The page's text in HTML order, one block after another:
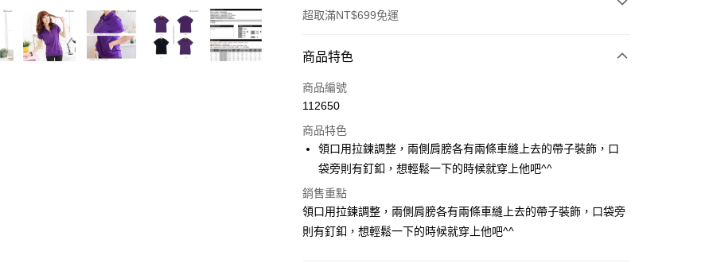
超取滿NT$699免運
付款方式
信用卡一次付款
LINE Pay
Apple Pay
街口支付
悠遊付
商品特色
商品編號
112650
商品特色
領口用拉鍊調整，兩側肩膀各有兩條車縫上去的帶子裝飾，口
袋旁則有釘釦，想輕鬆一下的時候就穿上他吧^^
銷售重點
領口用拉鍊調整，兩側肩膀各有兩條車縫上去的帶子裝飾，口袋旁
則有釘釦，想輕鬆一下的時候就穿上他吧^^